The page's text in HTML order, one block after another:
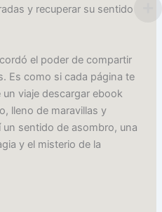
y recuperar su sentido
el poder de compartir
Es como si cada página te
viaje descargar ebook
lleno de maravillas y
sentido de asombro, una
y el misterio de la